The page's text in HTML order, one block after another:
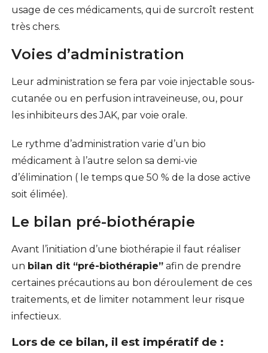
usage de ces médicaments, qui de surcroît restent
très chers.
Voies d’administration
Leur administration se fera par voie injectable sous-
cutanée ou en perfusion intraveineuse, ou, pour
les inhibiteurs des JAK, par voie orale.
Le rythme d’administration varie d’un bio
médicament à l’autre selon sa demi-vie
d’élimination ( le temps que 50 % de la dose active
soit élimée).
Le bilan pré-biothérapie
Avant l’initiation d’une biothérapie il faut réaliser
un bilan dit “pré-biothérapie”afin de prendre
certaines précautions au bon déroulement de ces
traitements, et de limiter notamment leur risque
infectieux.
Lors de ce bilan, il est impératif de :